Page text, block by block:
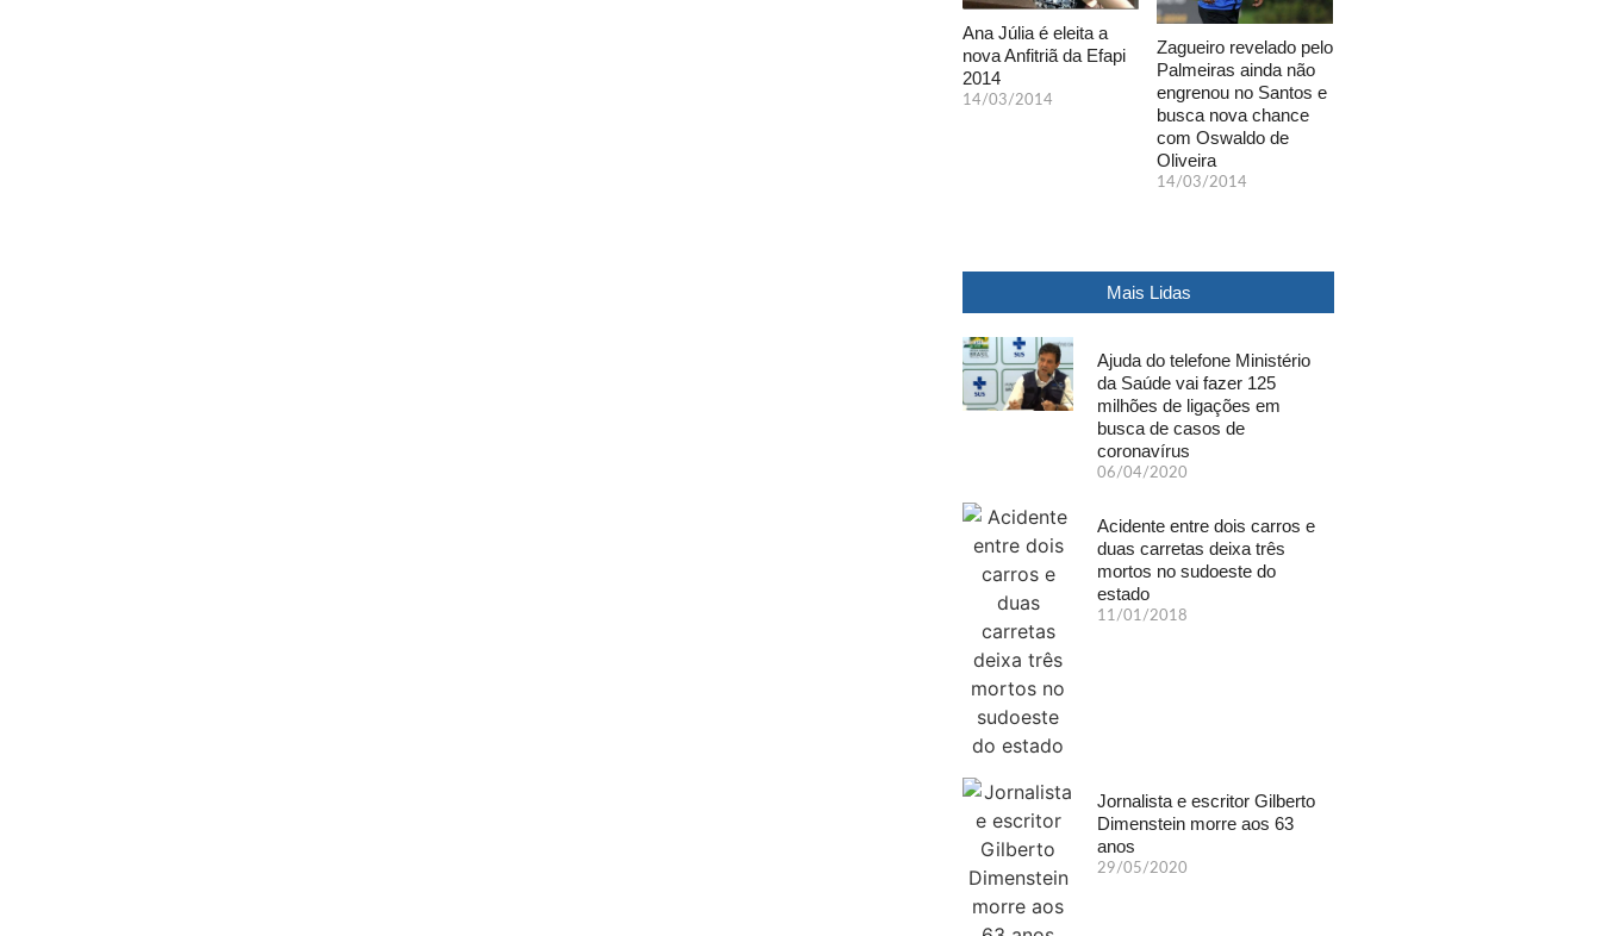
Ana Júlia é eleita a
nova Anfitriã da Efapi
2014
14/03/2014
Zagueiro revelado pelo
Palmeiras ainda não
engrenou no Santos e
busca nova chance
com Oswaldo de
Oliveira
14/03/2014
Mais Lidas
Ajuda do telefone Ministério
da Saúde vai fazer 125
milhões de ligações em
busca de casos de
coronavírus
06/04/2020
Acidente entre dois carros e
duas carretas deixa três
mortos no sudoeste do
estado
11/01/2018
Jornalista e escritor Gilberto
Dimenstein morre aos 63
anos
29/05/2020